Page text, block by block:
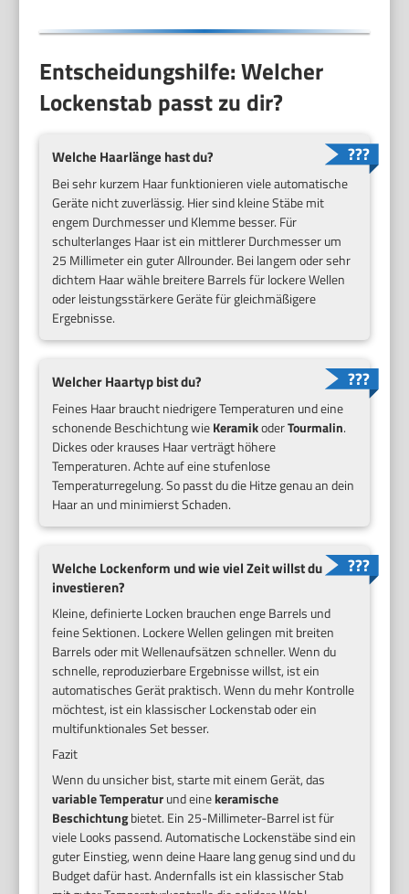
Entscheidungshilfe: Welcher
Lockenstab passt zu dir?
Welche Haarlänge hast du?
Bei sehr kurzem Haar funktionieren viele automatische
Geräte nicht zuverlässig. Hier sind kleine Stäbe mit
engem Durchmesser und Klemme besser. Für
schulterlanges Haar ist ein mittlerer Durchmesser um
25 Millimeter ein guter Allrounder. Bei langem oder sehr
dichtem Haar wähle breitere Barrels für lockere Wellen
oder leistungsstärkere Geräte für gleichmäßigere
Ergebnisse.
Welcher Haartyp bist du?
Feines Haar braucht niedrigere Temperaturen und eine
schonende Beschichtung wieKeramikoderTourmalin.
Dickes oder krauses Haar verträgt höhere
Temperaturen. Achte auf eine stufenlose
Temperaturregelung. So passt du die Hitze genau an dein
Haar an und minimierst Schaden.
Welche Lockenform und wie viel Zeit willst du
investieren?
Kleine, definierte Locken brauchen enge Barrels und
feine Sektionen. Lockere Wellen gelingen mit breiten
Barrels oder mit Wellenaufsätzen schneller. Wenn du
schnelle, reproduzierbare Ergebnisse willst, ist ein
automatisches Gerät praktisch. Wenn du mehr Kontrolle
möchtest, ist ein klassischer Lockenstab oder ein
multifunktionales Set besser.
Fazit
Wenn du unsicher bist, starte mit einem Gerät, das
variable Temperaturund einekeramische
Beschichtungbietet. Ein 25-Millimeter-Barrel ist für
viele Looks passend. Automatische Lockenstäbe sind ein
guter Einstieg, wenn deine Haare lang genug sind und du
Budget dafür hast. Andernfalls ist ein klassischer Stab